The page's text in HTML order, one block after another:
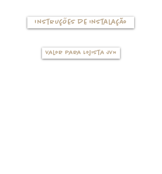
Instruções de instalação
Valor para Lojista JVN